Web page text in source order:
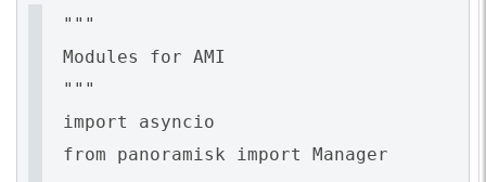
"""
Modules for AMI
"""
import asyncio
from panoramisk import Manager